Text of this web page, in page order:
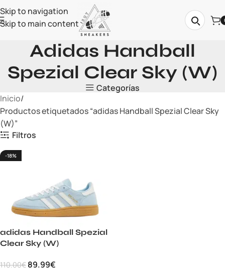
Skip to navigation
Skip to main content
Adidas Handball
Spezial Clear Sky (W)
Categorías
Inicio
Productos etiquetados “adidas Handball Spezial Clear Sky
(W)”
Filtros
-18%
adidas Handball Spezial
Clear Sky (W)
110.00€ 89.99€